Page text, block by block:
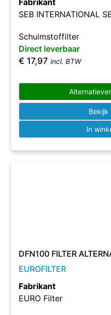
Fabrikant
SEB INTERNATIONAL
Schuimstoffilter
Direct leverbaar
€ 17,97 incl. BTW
Bekijk
In
DFN100 FILTER
EUROFILTER
Fabrikant
EURO Filter